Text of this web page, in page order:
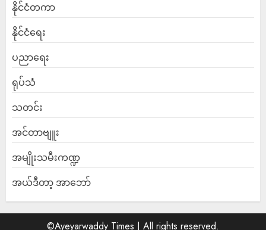
နိုင်ငံတကာ
နိုင်ငံရေး
ပညာရေး
ရုပ်သံ
သတင်း
အင်တာဗျူး
အမျိုးသမီးကဏ္ဍ
အယ်ဒီတာ့ အာဘော်
©Ayeyarwaddy Times | All rights reserved.